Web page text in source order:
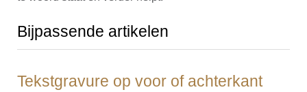
Bijpassende artikelen
Tekstgravure op voor of achterkant